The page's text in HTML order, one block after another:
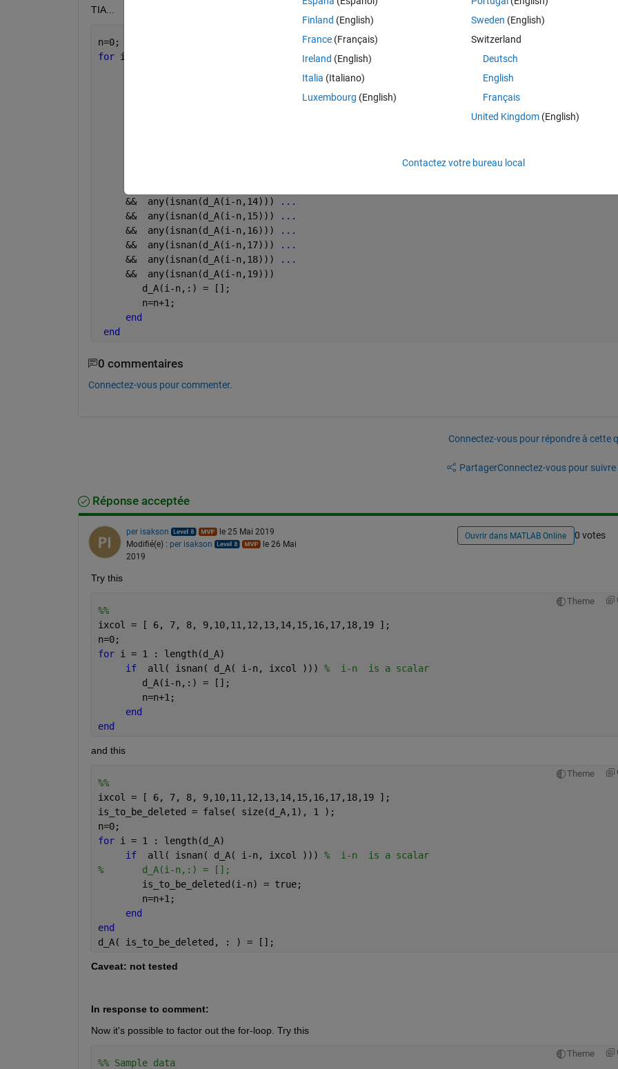
TIA...
n=0;
for i = 1 : length(d_A)
     &&  any(isnan(d_A(i-n,14)))
...
     &&  any(isnan(d_A(i-n,15)))
...
     &&  any(isnan(d_A(i-n,16)))
...
     &&  any(isnan(d_A(i-n,17)))
...
     &&  any(isnan(d_A(i-n,18)))
...
     &&  any(isnan(d_A(i-n,19)))
        d_A(i-n,:) = [];
        n=n+1;
end
end
0 commentaires
Connectez-vous pour commenter.
Connectez-vous pour répondre à cette
PartagerConnectez-vous pour suivre
Réponse acceptée
per isakson
le 25 Mai 2019
Modifié(e) : per isakson
le 26 Mai
2019
Ouvrir dans MATLAB Online 0 votes
Try this
Theme
%%
ixcol = [ 6, 7, 8, 9,10,11,12,13,14,15,16,17,18,19 ];
n=0;
for i = 1 : length(d_A)
if
  all( isnan( d_A( i-n, ixcol )))
%  i-n  is a scalar
        d_A(i-n,:) = [];
        n=n+1;
end
end
and this
Theme
%%
ixcol = [ 6, 7, 8, 9,10,11,12,13,14,15,16,17,18,19 ];
is_to_be_deleted = false( size(d_A,1), 1 );
n=0;
for i = 1 : length(d_A)
if
  all( isnan( d_A( i-n, ixcol )))
%  i-n  is a scalar
%       d_A(i-n,:) = [];
        is_to_be_deleted(i-n) = true;
        n=n+1;
end
end
d_A( is_to_be_deleted, : ) = [];
Caveat: not tested
In response to comment:
Now it's possible to factor out the for-loop. Try this
Theme
%% Sample data
Finland (English)
France (Français)
Ireland (English)
Italia (Italiano)
Luxembourg (English)
Sweden (English)
Switzerland
Deutsch
English
Français
United Kingdom(English)
Contactez votre bureau local